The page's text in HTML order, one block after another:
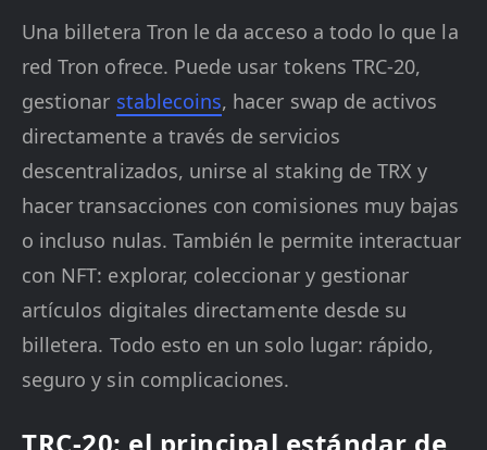
Una billetera Tron le da acceso a todo lo que la
red Tron ofrece. Puede usar tokens TRC-20,
gestionar stablecoins, hacer swap de activos
directamente a través de servicios
descentralizados, unirse al staking de TRX y
hacer transacciones con comisiones muy bajas
o incluso nulas. También le permite interactuar
con NFT: explorar, coleccionar y gestionar
artículos digitales directamente desde su
billetera. Todo esto en un solo lugar: rápido,
seguro y sin complicaciones.